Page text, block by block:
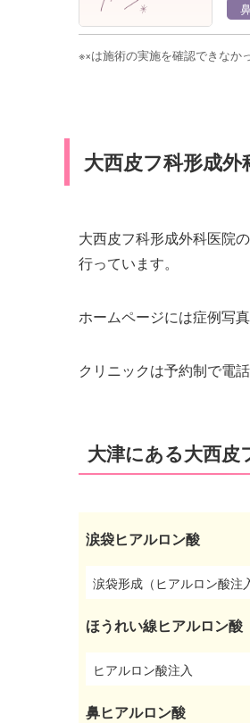
※×は施術の実施を確認できなか
大西皮フ科形成
大西皮フ科形成外科医院
行っています。
ホームページには症例写
クリニックは予約制で電
大津にある大西皮
涙袋ヒアルロン酸
涙袋形成（ヒアルロン酸注
ほうれい線ヒアルロン酸
ヒアルロン酸注入
鼻ヒアルロン酸